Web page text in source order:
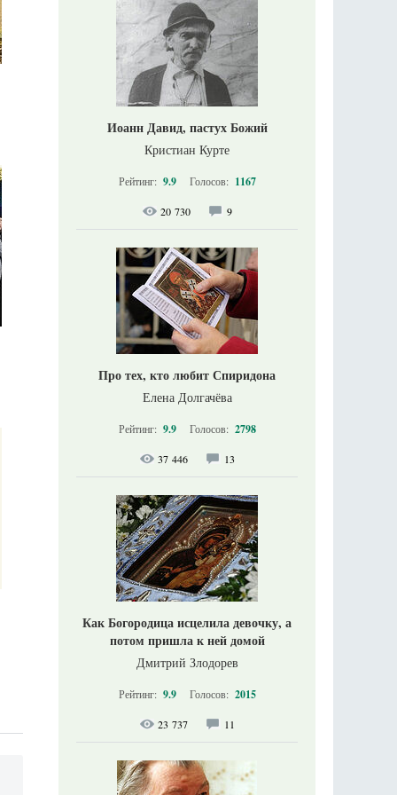
Иоанн Давид, пастух Божий
Кристиан Курте
Рейтинг: 9.9 Голосов: 1167
20 730 9
Про тех, кто любит Спиридона
Елена Долгачёва
Рейтинг: 9.9 Голосов: 2798
37 446 13
Как Богородица исцелила девочку, а
потом пришла к ней домой
Дмитрий Злодорев
Рейтинг: 9.9 Голосов: 2015
23 737 11